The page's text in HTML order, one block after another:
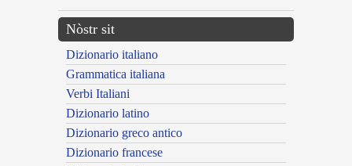
Nòstr sit
Dizionario italiano
Grammatica italiana
Verbi Italiani
Dizionario latino
Dizionario greco antico
Dizionario francese